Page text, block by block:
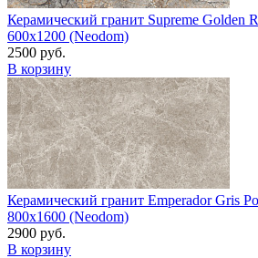
Керамический гранит Supreme Golden
600x1200 (Neodom)
2500 руб.
В корзину
Керамический гранит Emperador Gris
800x1600 (Neodom)
2900 руб.
В корзину